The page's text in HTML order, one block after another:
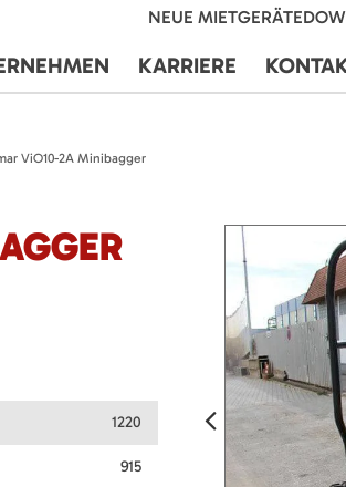
NEUE MIETGERÄTE
KARRIERE
ViO10-2A Minibagger
1220
915